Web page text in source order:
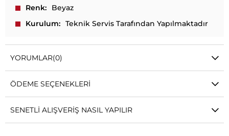
Renk
Beyaz
Kurulum
Teknik Servis Tarafından Yapılmaktadır
YORUMLAR(0)
ÖDEME SEÇENEKLERI
SENETLI ALIŞVERIŞ NASIL YAPILIR